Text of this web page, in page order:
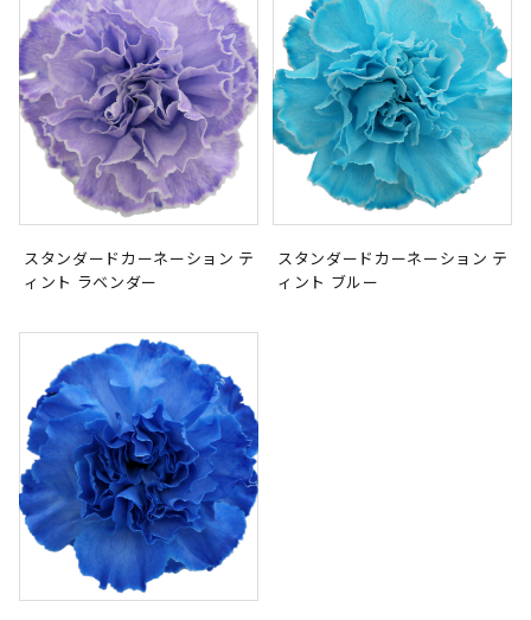
スタンダードカーネーション テ
ィント ラベンダー
スタンダードカーネーション テ
ィント ブルー